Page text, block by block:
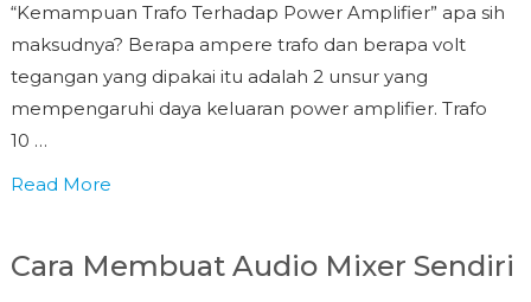
“Kemampuan Trafo Terhadap Power Amplifier” apa sih
maksudnya? Berapa ampere trafo dan berapa volt
tegangan yang dipakai itu adalah 2 unsur yang
mempengaruhi daya keluaran power amplifier. Trafo
10 …
Read More
Cara Membuat Audio Mixer Sendiri